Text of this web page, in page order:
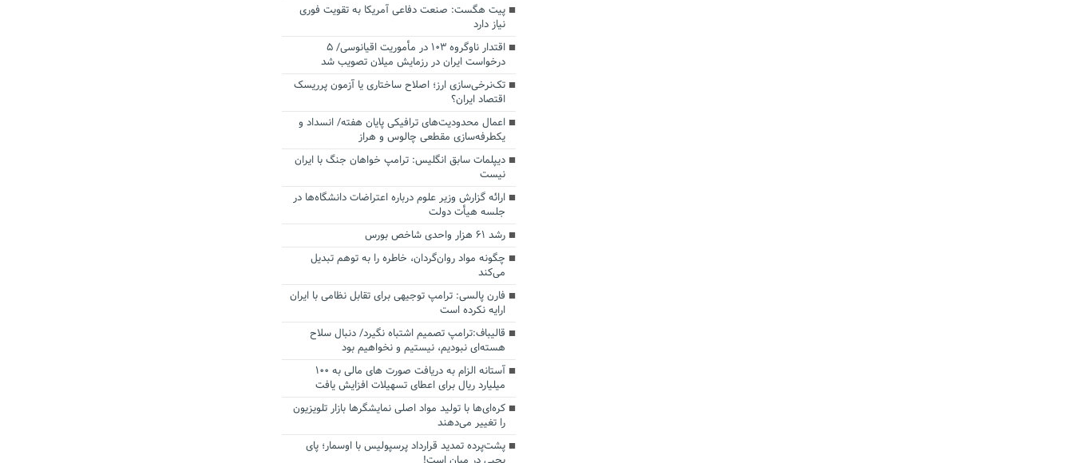
پیت هگست: صنعت دفاعی آمریکا به تقویت فوری
نیاز دارد
اقتدار ناوگروه ۱۰۳ در مأموریت‌ اقیانوسی/ ۵
درخواست ایران در رزمایش میلان تصویب شد
تک‌نرخی‌سازی ارز؛ اصلاح ساختاری یا آزمون پرریسک
اقتصاد ایران؟
اعمال محدودیت‌های ترافیکی پایان هفته/ انسداد و
یکطرفه‌سازی مقطعی چالوس و هراز
دیپلمات سابق انگلیس:‌ ترامپ خواهان جنگ با ایران
نیست
ارائه گزارش وزیر علوم درباره اعتراضات دانشگاه‌ها در
جلسه هیأت دولت
رشد ۶۱ هزار واحدی شاخص بورس
چگونه مواد روان‌گردان، خاطره را به توهم تبدیل
می‌کند
فارن پالسی: ترامپ توجیهی برای تقابل نظامی با ایران
ارایه نکرده است
قالیباف:ترامپ تصمیم اشتباه نگیرد/ دنبال سلاح
هسته‌ای نبودیم، نیستیم و نخواهیم بود
آستانه الزام به دریافت صورت های مالی به ۱۰۰
میلیارد ریال برای اعطای تسهیلات افزایش یافت
کره‌ای‌ها با تولید مواد اصلی نمایشگرها بازار تلویزیون
را تغییر می‌دهند
پشت‌پرده تمدید قرارداد پرسپولیس با اوسمار؛ پای